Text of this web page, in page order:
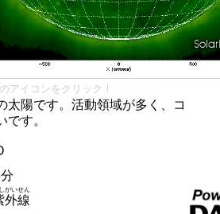
アイコンをクリック！
太陽です。活動領域が多く、コ
です。
外線
がいせん